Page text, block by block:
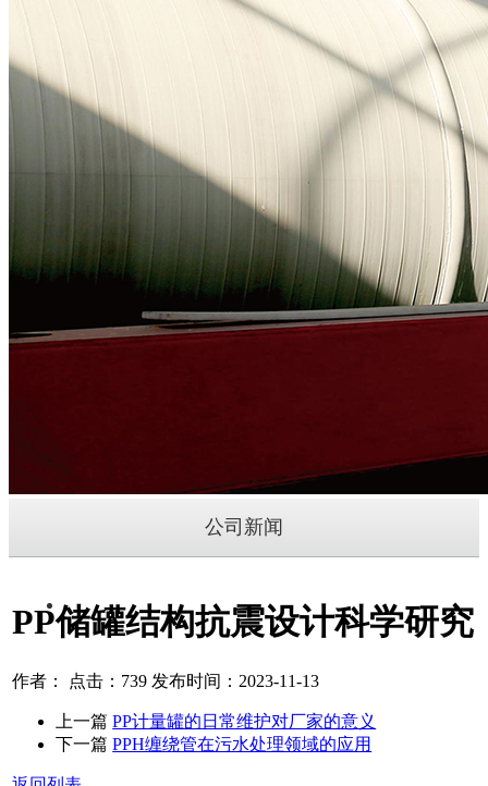
公司新闻
PP储罐结构抗震设计科学研究
作者： 点击：739 发布时间：2023-11-13
上一篇 PP计量罐的日常维护对厂家的意义
下一篇 PPH缠绕管在污水处理领域的应用